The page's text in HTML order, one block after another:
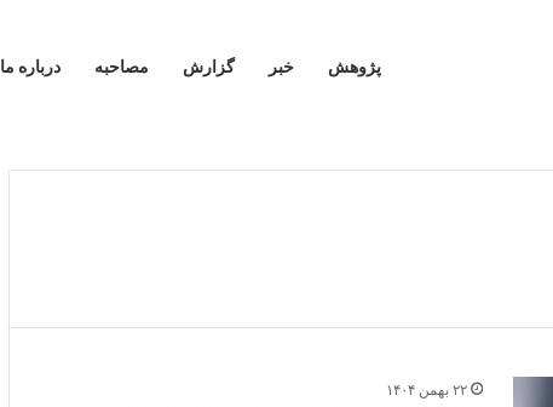
پژوهش خبر گزارش مصاحبه درباره ما
۲۲ بهمن ۱۴۰۴